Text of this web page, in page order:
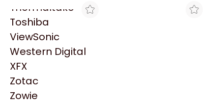
Thermaltake
Toshiba
ViewSonic
Western Digital
XFX
Zotac
Zowie
MAX TECNO
HT ACCESORIO CURVA
PLANA 90? P/14 X 7MM X